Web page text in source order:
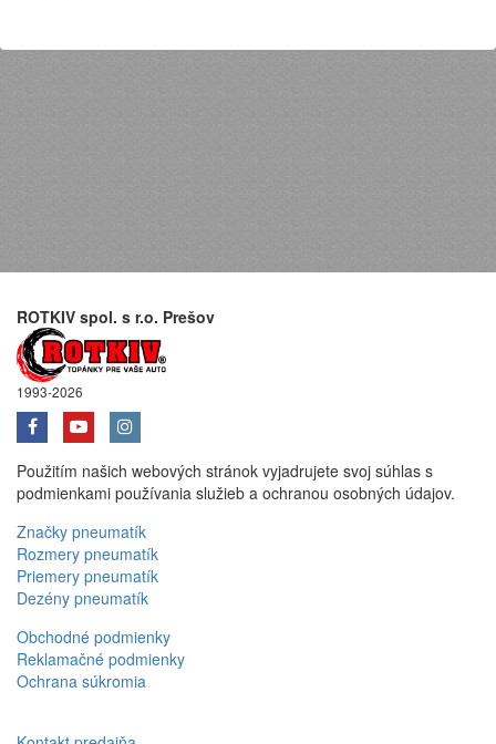
ROTKIV spol. s r.o. Prešov
1993-2026
Použitím našich webových stránok vyjadrujete svoj súhlas s
podmienkami používania služieb a ochranou osobných údajov.
Značky pneumatík
Rozmery pneumatík
Priemery pneumatík
Dezény pneumatík
Obchodné podmienky
Reklamačné podmienky
Ochrana súkromia